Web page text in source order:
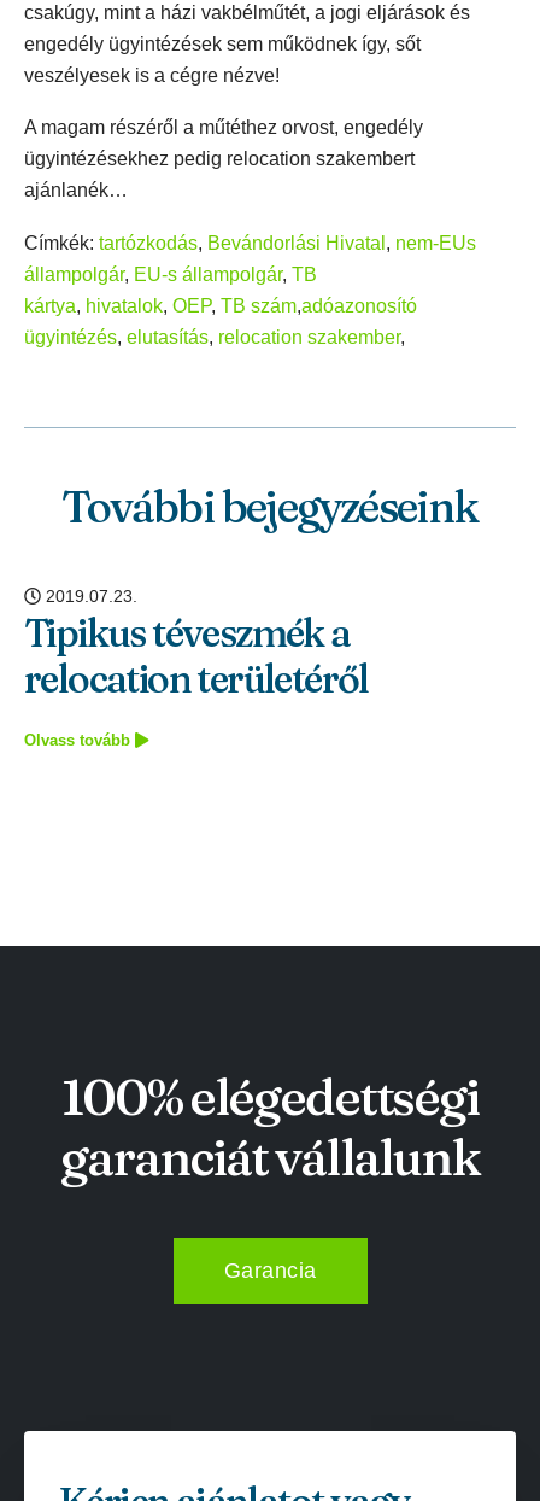
csakúgy, mint a házi vakbélműtét, a jogi eljárások és
engedély ügyintézések sem működnek így, sőt
veszélyesek is a cégre nézve!
A magam részéről a műtéthez orvost, engedély
ügyintézésekhez pedig relocation szakembert
ajánlanék…
Címkék: tartózkodás, Bevándorlási Hivatal , nem-EUs
állampolgár, EU-s állampolgár, TB
kártya, hivatalok, OEP, TB szám,adóazonosító
ügyintézés, elutasítás, relocation szakember,
További bejegyzéseink
2019.07.23.
Tipikus téveszmék a
relocation területéről
Olvass tovább
100% elégedettségi
garanciát vállalunk
Garancia